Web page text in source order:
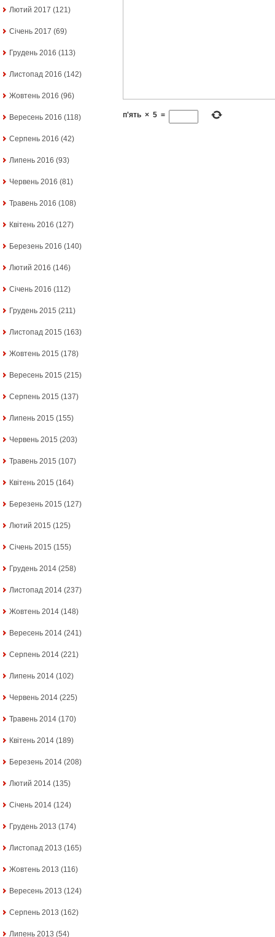
Лютий 2017 (121)
Січень 2017 (69)
Грудень 2016 (113)
Листопад 2016 (142)
Жовтень 2016 (96)
Вересень 2016 (118)
Серпень 2016 (42)
Липень 2016 (93)
Червень 2016 (81)
Травень 2016 (108)
Квітень 2016 (127)
Березень 2016 (140)
Лютий 2016 (146)
Січень 2016 (112)
Грудень 2015 (211)
Листопад 2015 (163)
Жовтень 2015 (178)
Вересень 2015 (215)
Серпень 2015 (137)
Липень 2015 (155)
Червень 2015 (203)
Травень 2015 (107)
Квітень 2015 (164)
Березень 2015 (127)
Лютий 2015 (125)
Січень 2015 (155)
Грудень 2014 (258)
Листопад 2014 (237)
Жовтень 2014 (148)
Вересень 2014 (241)
Серпень 2014 (221)
Липень 2014 (102)
Червень 2014 (225)
Травень 2014 (170)
Квітень 2014 (189)
Березень 2014 (208)
Лютий 2014 (135)
Січень 2014 (124)
Грудень 2013 (174)
Листопад 2013 (165)
Жовтень 2013 (116)
Вересень 2013 (124)
Серпень 2013 (162)
Липень 2013 (54)
п'ять × 5 =